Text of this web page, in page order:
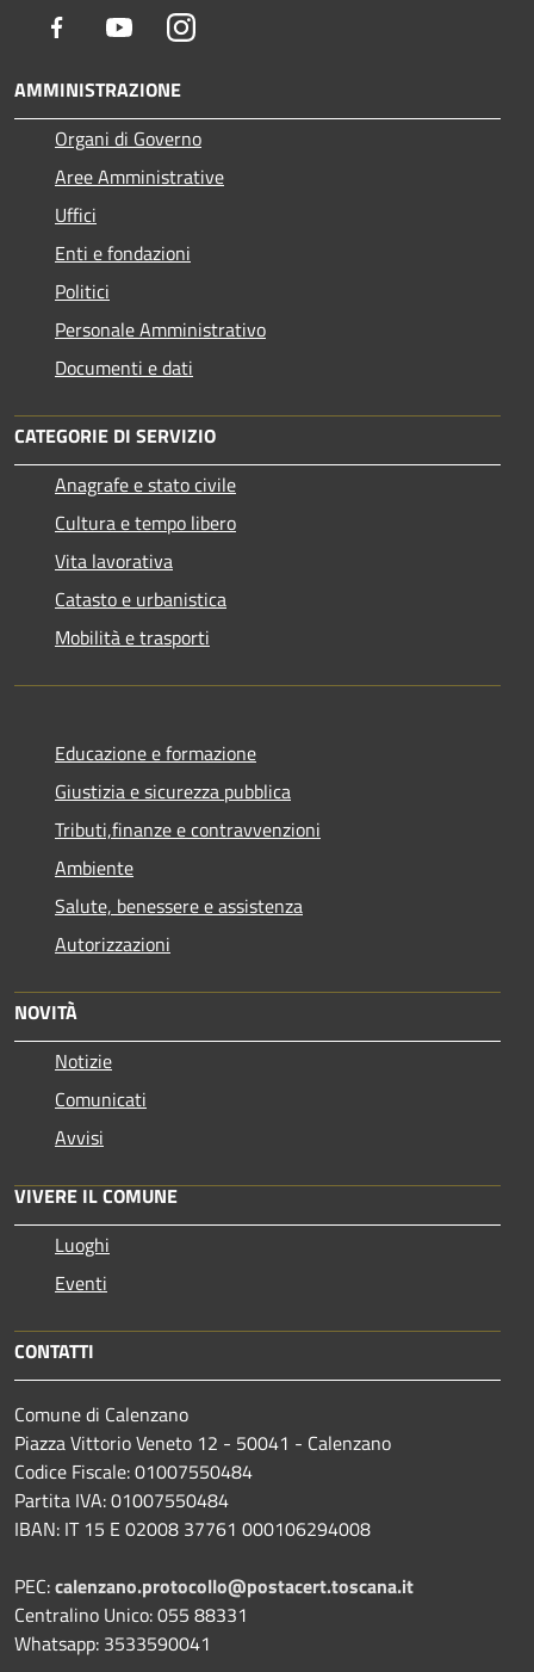
Facebook YoutubeInstagram
AMMINISTRAZIONE
Organi di Governo
Aree Amministrative
Uffici
Enti e fondazioni
Politici
Personale Amministrativo
Documenti e dati
CATEGORIE DI SERVIZIO
Anagrafe e stato civile
Cultura e tempo libero
Vita lavorativa
Catasto e urbanistica
Mobilità e trasporti
Educazione e formazione
Giustizia e sicurezza pubblica
Tributi,finanze e contravvenzioni
Ambiente
Salute, benessere e assistenza
Autorizzazioni
NOVITÀ
Notizie
Comunicati
Avvisi
VIVERE IL COMUNE
Luoghi
Eventi
CONTATTI
Comune di Calenzano
Piazza Vittorio Veneto 12 - 50041 - Calenzano
Codice Fiscale: 01007550484
Partita IVA: 01007550484
IBAN: IT 15 E 02008 37761 000106294008
PEC:calenzano.protocollo@postacert.toscana.it
Centralino Unico: 055 88331
Whatsapp: 3533590041